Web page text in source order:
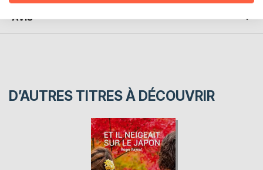
AVIS
D’AUTRES TITRES À DÉCOUVRIR